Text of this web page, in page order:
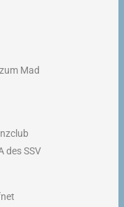
Mad
des SSV